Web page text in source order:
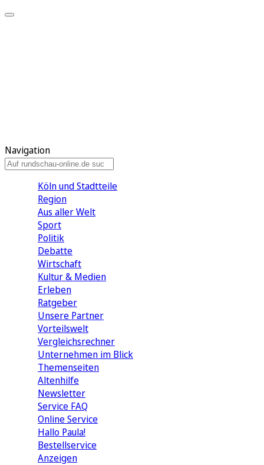
Navigation
Köln und Stadtteile
Region
Aus aller Welt
Sport
Politik
Debatte
Wirtschaft
Kultur & Medien
Erleben
Ratgeber
Unsere Partner
Vorteilswelt
Vergleichsrechner
Unternehmen im Blick
Themenseiten
Altenhilfe
Newsletter
Service FAQ
Online Service
Hallo Paula!
Bestellservice
Anzeigen